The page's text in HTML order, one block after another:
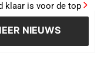
klaar is voor de top
NIEUWS